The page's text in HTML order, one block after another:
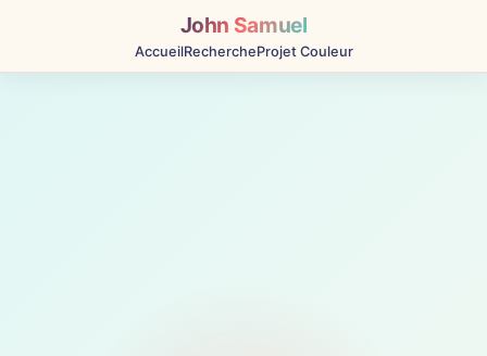
John Samuel
AccueilRechercheProjet Couleur